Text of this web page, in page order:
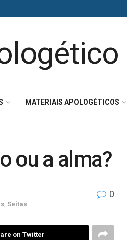
MATERIAIS APOLOGÉTICOS
ou a alma?
Seitas
0
on Twitter